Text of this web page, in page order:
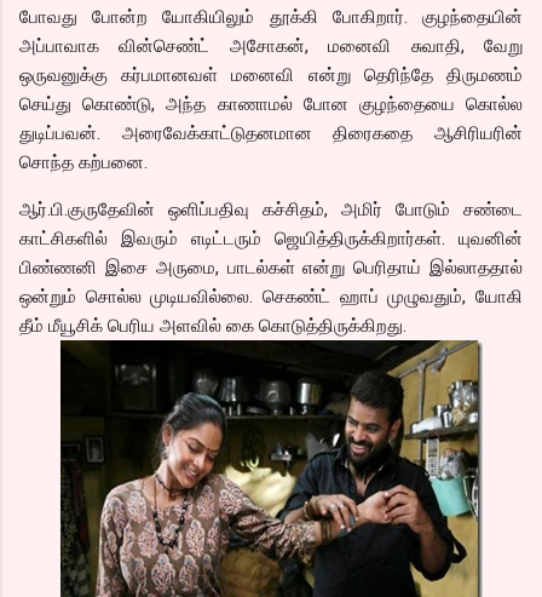
போவது போன்ற யோகியிலும் தூக்கி போகிறார். குழந்தையின்
அப்பாவாக வின்செண்ட் அசோகன், மனைவி சுவாதி, வேறு
ஒருவனுக்கு கர்பமானவள் மனைவி என்று தெரிந்தே திருமணம்
செய்து கொண்டு, அந்த காணாமல் போன குழந்தையை கொல்ல
துடிப்பவன். அரைவேக்காட்டுதனமான திரைகதை ஆசிரியரின்
சொந்த கற்பனை.
ஆர்.பி.குருதேவின் ஒளிப்பதிவு கச்சிதம், அமிர் போடும் சண்டை
காட்சிகளில் இவரும் எடிட்டரும் ஜெயித்திருக்கிறார்கள். யுவனின்
பிண்ணனி இசை அருமை, பாடல்கள் என்று பெரிதாய் இல்லாததால்
ஒன்றும் சொல்ல முடியவில்லை. செகண்ட் ஹாப் முழுவதும், யோகி
தீம் மீயூசிக் பெரிய அளவில் கை கொடுத்திருக்கிறது.